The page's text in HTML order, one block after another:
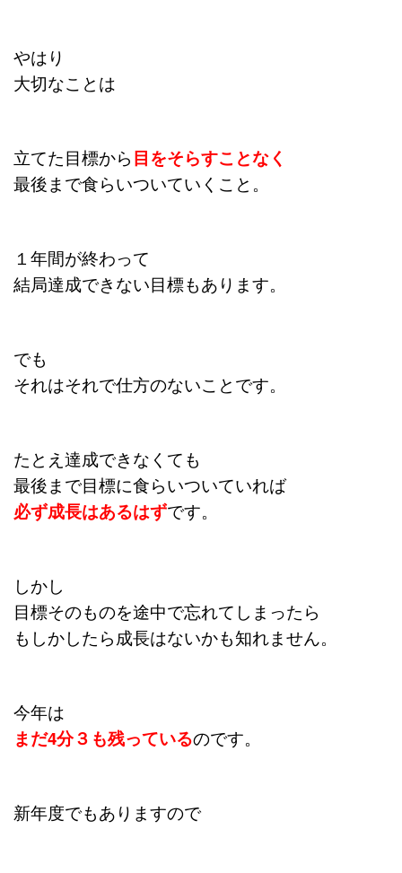
やはり
大切なことは
立てた目標から目をそらすことなく
最後まで食らいついていくこと。
１年間が終わって
結局達成できない目標もあります。
でも
それはそれで仕方のないことです。
たとえ達成できなくても
最後まで目標に食らいついていれば
必ず成長はあるはずです。
しかし
目標そのものを途中で忘れてしまったら
もしかしたら成長はないかも知れません。
今年は
まだ4分３も残っているのです。
新年度でもありますので